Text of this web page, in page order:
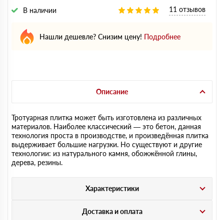
В наличии 11 отзывов
Нашли дешевле? Снизим цену! Подробнее
Описание
Тротуарная плитка может быть изготовлена из различных
материалов. Наиболее классический — это бетон, данная
технология проста в производстве, и произведённая плитка
выдерживает большие нагрузки. Но существуют и другие
технологии: из натурального камня, обожжённой глины,
дерева, резины.
Характеристики
Доставка и оплата